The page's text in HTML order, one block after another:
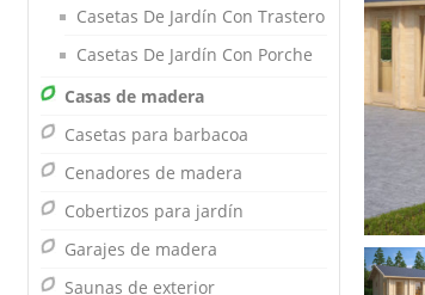
Casetas De Jardín Con Trastero
Casetas De Jardín Con Porche
Casas de madera
Casetas para barbacoa
Cenadores de madera
Cobertizos para jardín
Garajes de madera
Saunas de exterior